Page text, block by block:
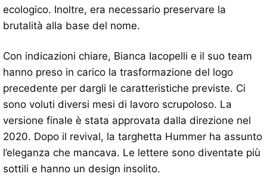
ecologico. Inoltre, era necessario preservare la
brutalità alla base del nome.
Con indicazioni chiare, Bianca Iacopelli e il suo team
hanno preso in carico la trasformazione del logo
precedente per dargli le caratteristiche previste. Ci
sono voluti diversi mesi di lavoro scrupoloso. La
versione finale è stata approvata dalla direzione nel
2020. Dopo il revival, la targhetta Hummer ha assunto
l’eleganza che mancava. Le lettere sono diventate più
sottili e hanno un design insolito.